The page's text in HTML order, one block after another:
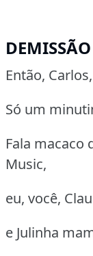
DEMISSÃO
Então,
Só um
Fala macaco
Music,
eu, você,
e Julinha